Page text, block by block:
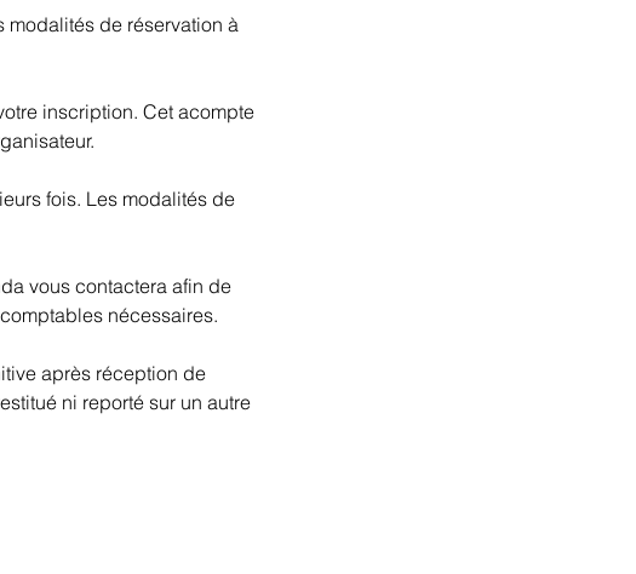
modalités de réservation à
inscription. Cet acompte
fois. Les modalités de
vous contactera afin de
nécessaires.
après réception de
ni reporté sur un autre